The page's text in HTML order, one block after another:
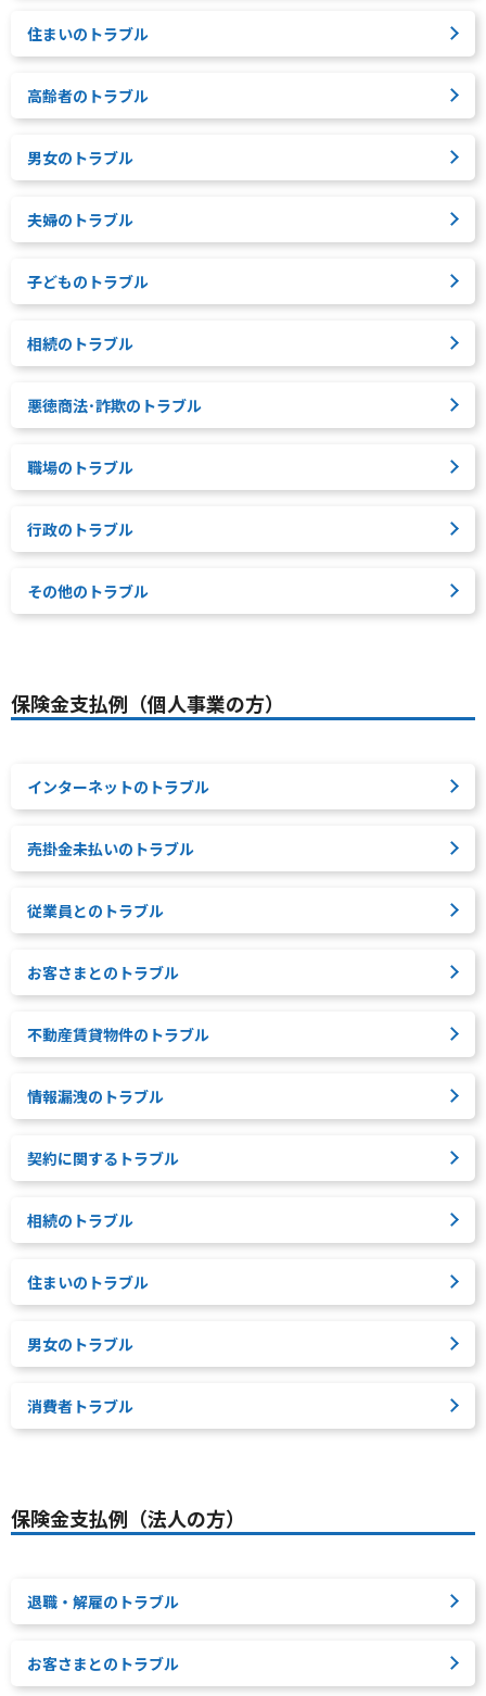
住まいのトラブル
高齢者のトラブル
男女のトラブル
夫婦のトラブル
子どものトラブル
相続のトラブル
悪徳商法･詐欺のトラブル
職場のトラブル
行政のトラブル
その他のトラブル
保険金支払例（個人事業の方）
インターネットのトラブル
売掛金未払いのトラブル
従業員とのトラブル
お客さまとのトラブル
不動産賃貸物件のトラブル
情報漏洩のトラブル
契約に関するトラブル
相続のトラブル
住まいのトラブル
男女のトラブル
消費者トラブル
保険金支払例（法人の方）
退職・解雇のトラブル
お客さまとのトラブル